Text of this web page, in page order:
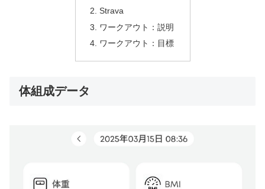
Strava
ワークアウト：説明
ワークアウト：目標
体組成データ